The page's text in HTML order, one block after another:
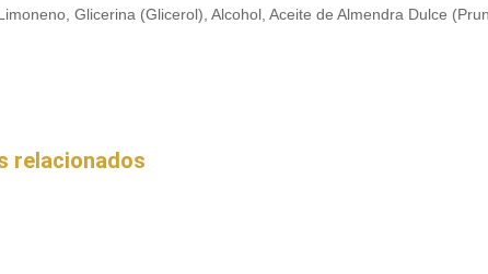
Glicerina (Glicerol), Alcohol, Aceite de Almendra Dulce
relacionados